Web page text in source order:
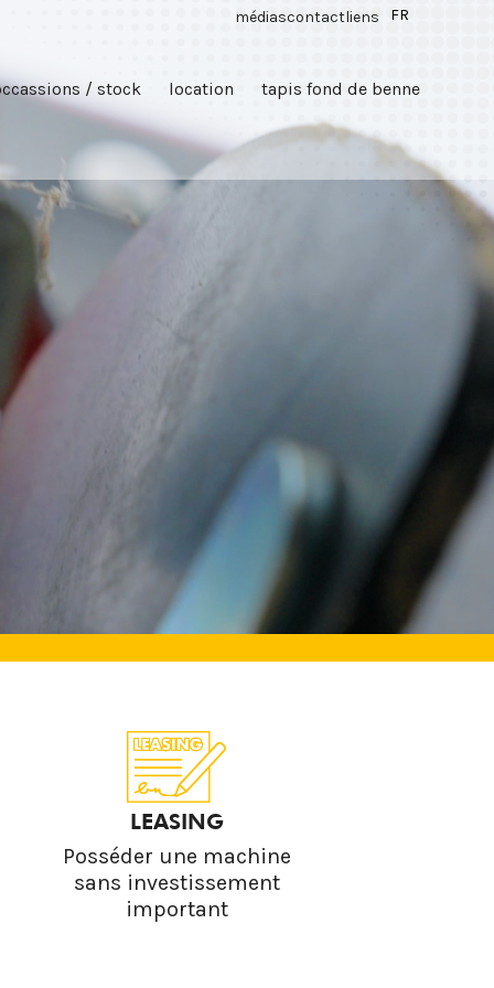
médiascontactliens FR
/ stock location tapis fond de benne
LEASING
Posséder une machine
sans investissement
important